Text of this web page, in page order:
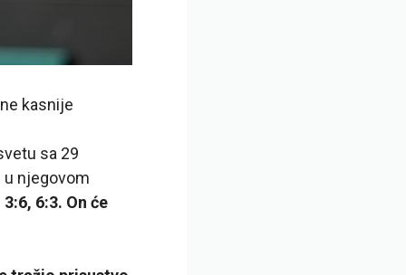
kasnije
sa 29
u njegovom
6:3. On će